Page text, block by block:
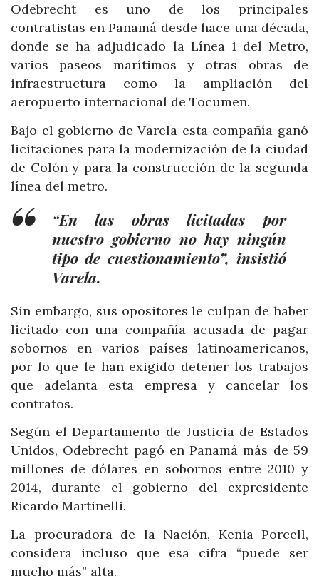
Odebrecht es uno de los principales
contratistas en Panamá desde hace una década,
donde se ha adjudicado la Línea 1 del Metro,
varios paseos marítimos y otras obras de
infraestructura como la ampliación del
aeropuerto internacional de Tocumen.
Bajo el gobierno de Varela esta compañía ganó
licitaciones para la modernización de la ciudad
de Colón y para la construcción de la segunda
línea del metro.
“En las obras licitadas por
nuestro gobierno no hay ningún
tipo de cuestionamiento”, insistió
Varela.
Sin embargo, sus opositores le culpan de haber
licitado con una compañía acusada de pagar
sobornos en varios países latinoamericanos,
por lo que le han exigido detener los trabajos
que adelanta esta empresa y cancelar los
contratos.
Según el Departamento de Justicia de Estados
Unidos, Odebrecht pagó en Panamá más de 59
millones de dólares en sobornos entre 2010 y
2014, durante el gobierno del expresidente
Ricardo Martinelli.
La procuradora de la Nación, Kenia Porcell,
considera incluso que esa cifra “puede ser
mucho más” alta.